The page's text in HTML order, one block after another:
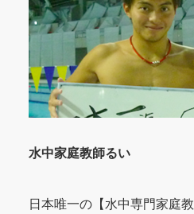
水中家庭教師るい
日本唯一の【水中専門家庭